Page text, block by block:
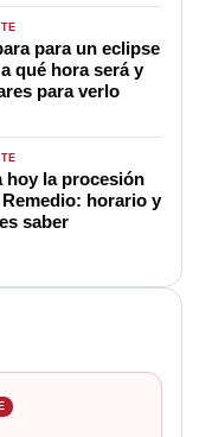
para un eclipse
qué hora será y
para verlo
hoy la procesión
horario y
saber